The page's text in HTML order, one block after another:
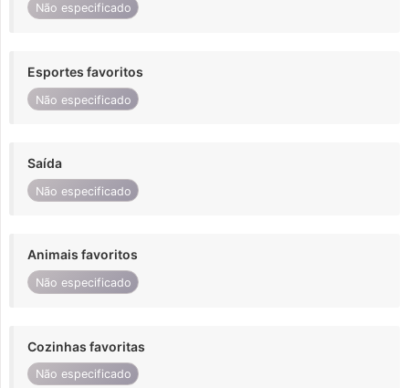
Não especificado
Esportes favoritos
Não especificado
Saída
Não especificado
Animais favoritos
Não especificado
Cozinhas favoritas
Não especificado